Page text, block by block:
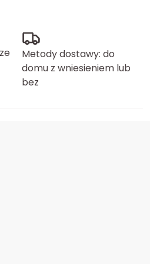
Metody dostawy: do
domu z wniesieniem lub
bez